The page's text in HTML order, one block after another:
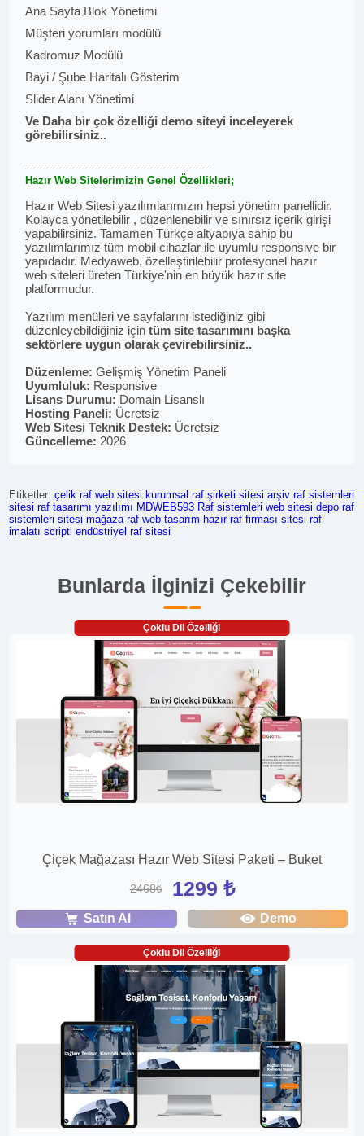
Ana Sayfa Blok Yönetimi
Müşteri yorumları modülü
Kadromuz Modülü
Bayi / Şube Haritalı Gösterim
Slider Alanı Yönetimi
Ve Daha bir çok özelliği demo siteyi inceleyerek
görebilirsiniz..
----------------------------------------------------------
Hazır Web Sitelerimizin Genel Özellikleri;
Hazır Web Sitesi yazılımlarımızın hepsi yönetim panellidir.
Kolayca yönetilebilir , düzenlenebilir ve sınırsız içerik girişi
yapabilirsiniz. Tamamen Türkçe altyapıya sahip bu
yazılımlarımız tüm mobil cihazlar ile uyumlu responsive bir
yapıdadır. Medyaweb, özelleştirilebilir profesyonel hazır
web siteleri üreten Türkiye'nin en büyük hazır site
platformudur.
Yazılım menüleri ve sayfalarını istediğiniz gibi
düzenleyebildiğiniz içintüm site tasarımını başka
sektörlere uygun olarak çevirebilirsiniz..
Düzenleme:Gelişmiş Yönetim Paneli
Uyumluluk: Responsive
Lisans Durumu: Domain Lisanslı
Hosting Paneli: Ücretsiz
Web Sitesi Teknik Destek: Ücretsiz
Güncelleme: 2026
Etiketler:çelik raf web sitesi kurumsal raf şirketi sitesi arşiv raf sistemleri
sitesi raf tasarımı yazılımı MDWEB593 Raf sistemleri web sitesi depo raf
sistemleri sitesi mağaza raf web tasarım hazır raf firması sitesi raf
imalatı scripti endüstriyel raf sitesi
Bunlarda İlginizi Çekebilir
Çoklu Dil Özelliği
Çiçek Mağazası Hazır Web Sitesi Paketi – Buket
2468₺ 1299 ₺
Satın Al Demo
Çoklu Dil Özelliği